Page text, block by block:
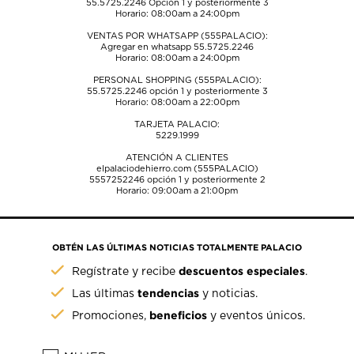
55.5725.2246Opción 1 y posteriormente 3
Horario: 08:00am a 24:00pm
VENTAS POR WHATSAPP (555PALACIO):
Agregar en whatsapp 55.5725.2246
Horario: 08:00am a 24:00pm
PERSONAL SHOPPING (555PALACIO):
55.5725.2246opción 1 y posteriormente 3
Horario: 08:00am a 22:00pm
TARJETA PALACIO:
5229.1999
ATENCIÓN A CLIENTES
elpalaciodehierro.com (555PALACIO)
5557252246opción 1 y posteriormente 2
Horario: 09:00am a 21:00pm
OBTÉN LAS ÚLTIMAS NOTICIAS TOTALMENTE PALACIO
Regístrate y recibedescuentos especiales.
Las últimastendencias y noticias.
Promociones, beneficios y eventos únicos.